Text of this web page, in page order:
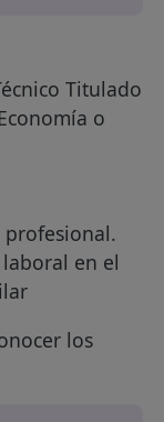
Titulado
o
profesional.
en el
los